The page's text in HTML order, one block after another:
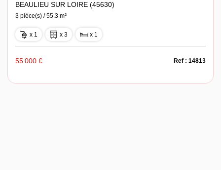
BEAULIEU SUR LOIRE (45630)
3 pièce(s) / 55.3 m²
x 1 x 3 x 1
55 000 € Ref : 14813